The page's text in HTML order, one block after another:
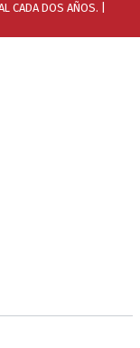
CADA DOS AÑOS.